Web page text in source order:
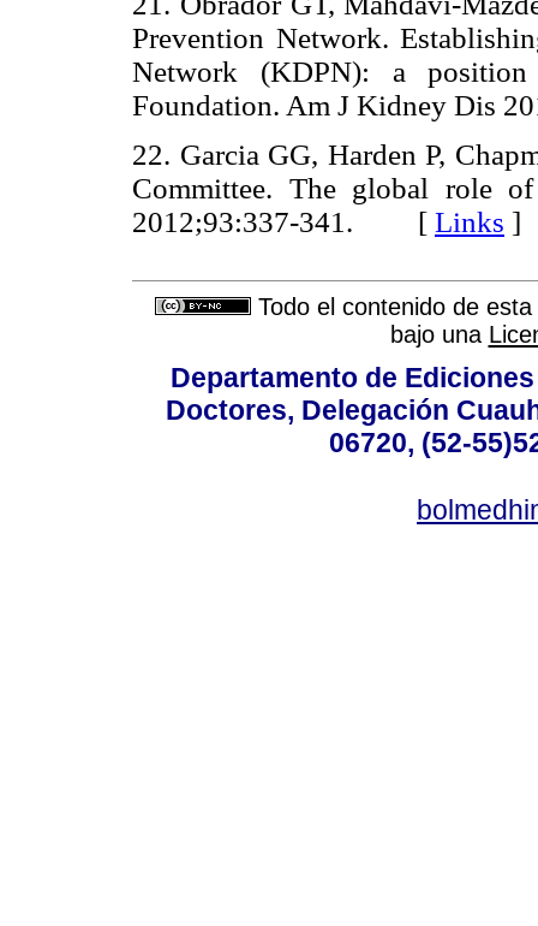
Prevention Network.
Network (KDPN): a
Foundation. Am J Kidney
22. Garcia GG, Harden P,
Committee. The global role
2012;93:337-341. [ Links ]
Todo el contenido de
bajo una
Departamento de
Doctores, Delegación
06720, (52-